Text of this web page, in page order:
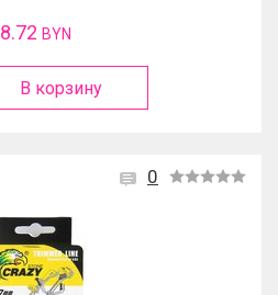
8.72 BYN
В корзину
0